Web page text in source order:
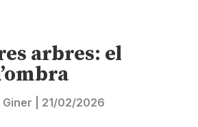
arbres: el
21/02/2026